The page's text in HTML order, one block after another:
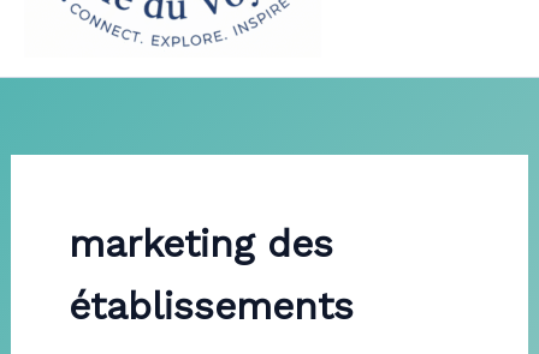
marketing des
établissements